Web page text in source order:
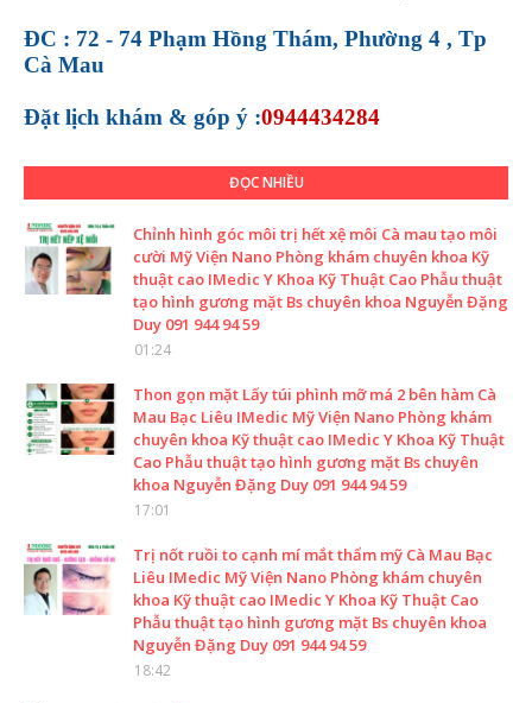
ĐC : 72 - 74 Phạm Hồng Thám, Phường 4 , Tp
Cà Mau
Đặt lịch khám & góp ý :0944434284
ĐỌC NHIỀU
Chỉnh hình góc môi trị hết xệ môi Cà mau tạo môi
cười Mỹ Viện Nano Phòng khám chuyên khoa Kỹ
thuật cao IMedic Y Khoa Kỹ Thuật Cao Phẫu thuật
tạo hình gương mặt Bs chuyên khoa Nguyễn Đặng
Duy 091 944 94 59
01:24
Thon gọn mặt Lấy túi phình mỡ má 2 bên hàm Cà
Mau Bạc Liêu IMedic Mỹ Viện Nano Phòng khám
chuyên khoa Kỹ thuật cao IMedic Y Khoa Kỹ Thuật
Cao Phẫu thuật tạo hình gương mặt Bs chuyên
khoa Nguyễn Đặng Duy 091 944 94 59
17:01
Trị nốt ruồi to cạnh mí mắt thẩm mỹ Cà Mau Bạc
Liêu IMedic Mỹ Viện Nano Phòng khám chuyên
khoa Kỹ thuật cao IMedic Y Khoa Kỹ Thuật Cao
Phẫu thuật tạo hình gương mặt Bs chuyên khoa
Nguyễn Đặng Duy 091 944 94 59
18:42